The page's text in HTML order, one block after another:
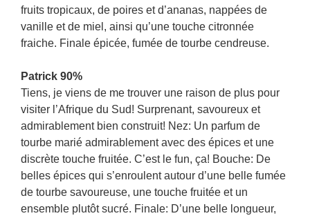
fruits tropicaux, de poires et d’ananas, nappées de
vanille et de miel, ainsi qu’une touche citronnée
fraiche. Finale épicée, fumée de tourbe cendreuse.
Patrick 90%
Tiens, je viens de me trouver une raison de plus pour
visiter l’Afrique du Sud! Surprenant, savoureux et
admirablement bien construit! Nez: Un parfum de
tourbe marié admirablement avec des épices et une
discrète touche fruitée. C’est le fun, ça! Bouche: De
belles épices qui s’enroulent autour d’une belle fumée
de tourbe savoureuse, une touche fruitée et un
ensemble plutôt sucré. Finale: D’une belle longueur,